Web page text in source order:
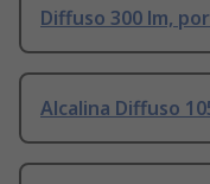
Diffuso 300 lm,
Alcalina Diffuso